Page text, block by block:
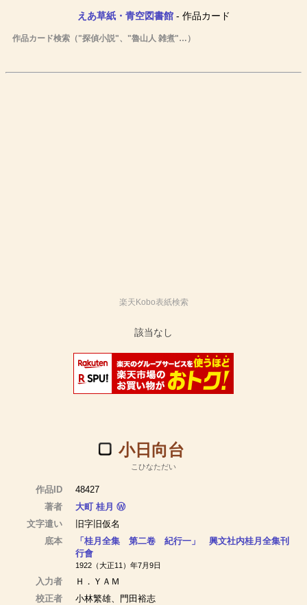
えあ草紙・青空図書館- 作品カード
作品カード検索（"探偵小説"、"魯山人 雑煮"…）
楽天Kobo表紙検索
小日向台
こひなただい
作品ID
48427
著者
大町 桂月 Ⓦ
文字遣い
旧字旧仮名
底本
「桂月全集 第二卷 紀行一」 興文社内桂月全集刊
行會
1922（大正11）年7月9日
入力者
Ｈ．ＹＡＭ
校正者
小林繁雄、門田裕志